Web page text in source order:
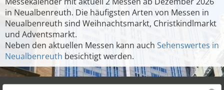
in Neualbenreuth. Die häufigsten Arten von Messen in
Neualbenreuth sind Weihnachtsmarkt, Christkindlmarkt
und Adventsmarkt.
Neben den aktuellen Messen kann auch Sehenswertes in
Neualbenreuth besichtigt werden.